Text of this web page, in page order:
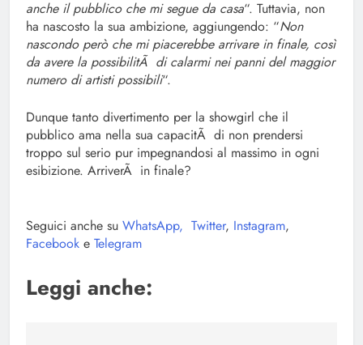
anche il pubblico che mi segue da casa“. Tuttavia, non
ha nascosto la sua ambizione, aggiungendo: “Non
nascondo però che mi piacerebbe arrivare in finale, così
da avere la possibilitÃ di calarmi nei panni del maggior
numero di artisti possibili“.
Dunque tanto divertimento per la showgirl che il
pubblico ama nella sua capacitÃ di non prendersi
troppo sul serio pur impegnandosi al massimo in ogni
esibizione. ArriverÃ in finale?
Seguici anche su WhatsApp, Twitter, Instagram,
Facebook e Telegram
Leggi anche: